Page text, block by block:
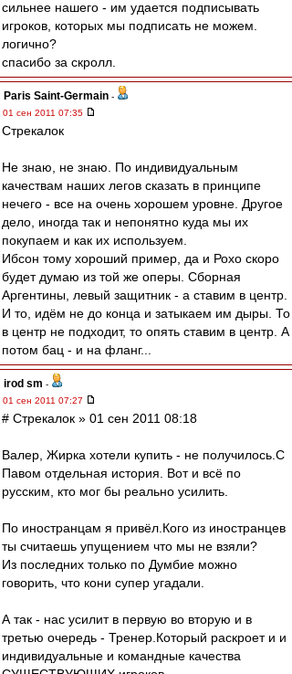
сильнее нашего - им удается подписывать
игроков, которых мы подписать не можем.
логично?
спасибо за скролл.
Paris Saint-Germain -
01 сен 2011 07:35
Стрекалок
Не знаю, не знаю. По индивидуальным
качествам наших легов сказать в принципе
нечего - все на очень хорошем уровне. Другое
дело, иногда так и непонятно куда мы их
покупаем и как их используем.
Ибсон тому хороший пример, да и Рохо скоро
будет думаю из той же оперы. Сборная
Аргентины, левый защитник - а ставим в центр.
И то, идём не до конца и затыкаем им дыры. То
в центр не подходит, то опять ставим в центр. А
потом бац - и на фланг...
irod sm -
01 сен 2011 07:27
# Стрекалок » 01 сен 2011 08:18
Валер, Жирка хотели купить - не получилось.С
Павом отдельная история. Вот и всё по
русским, кто мог бы реально усилить.
По иностранцам я привёл.Кого из иностранцев
ты считаешь упущением что мы не взяли?
Из последних только по Думбие можно
говорить, что кони супер угадали.
А так - нас усилит в первую во вторую и в
третью очередь - Тренер.Который раскроет и и
индивидуальные и командные качества